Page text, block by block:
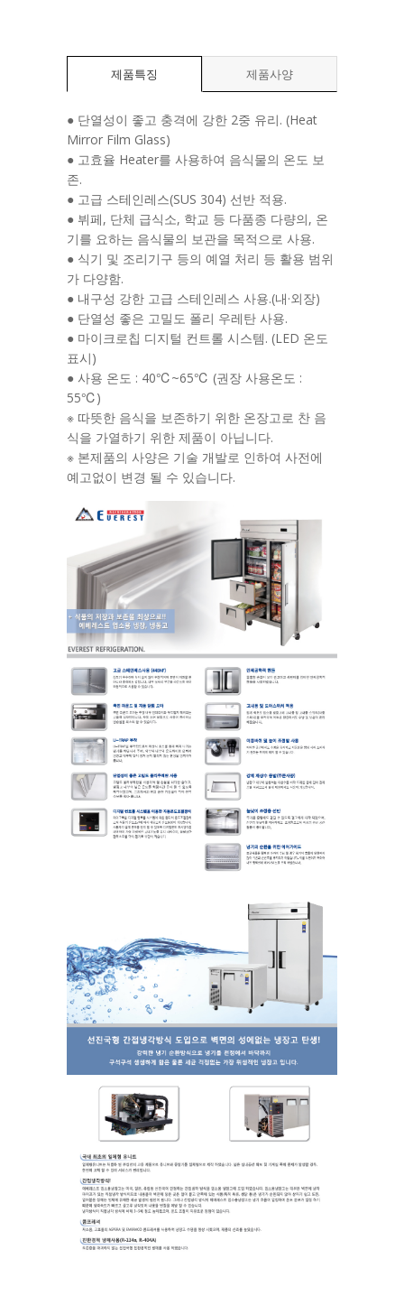
제품특징 제품사양
● 단열성이 좋고 충격에 강한 2중 유리. (Heat
Mirror Film Glass)
● 고효율 Heater를 사용하여 음식물의 온도 보
존.
● 고급 스테인레스(SUS 304) 선반 적용.
● 뷔페, 단체 급식소, 학교 등 다품종 다량의, 온
기를 요하는 음식물의 보관을 목적으로 사용.
● 식기 및 조리기구 등의 예열 처리 등 활용 범위
가 다양함.
● 내구성 강한 고급 스테인레스 사용.(내·외장)
● 단열성 좋은 고밀도 폴리 우레탄 사용.
● 마이크로칩 디지털 컨트롤 시스템. (LED 온도
표시)
● 사용 온도 : 40℃~65℃ (권장 사용온도 :
55℃)
※ 따뜻한 음식을 보존하기 위한 온장고로 찬 음
식을 가열하기 위한 제품이 아닙니다.
※ 본제품의 사양은 기술 개발로 인하여 사전에
예고없이 변경 될 수 있습니다.